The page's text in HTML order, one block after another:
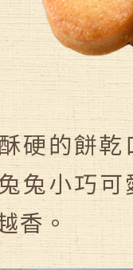
硬的餅
兔小巧可
香。